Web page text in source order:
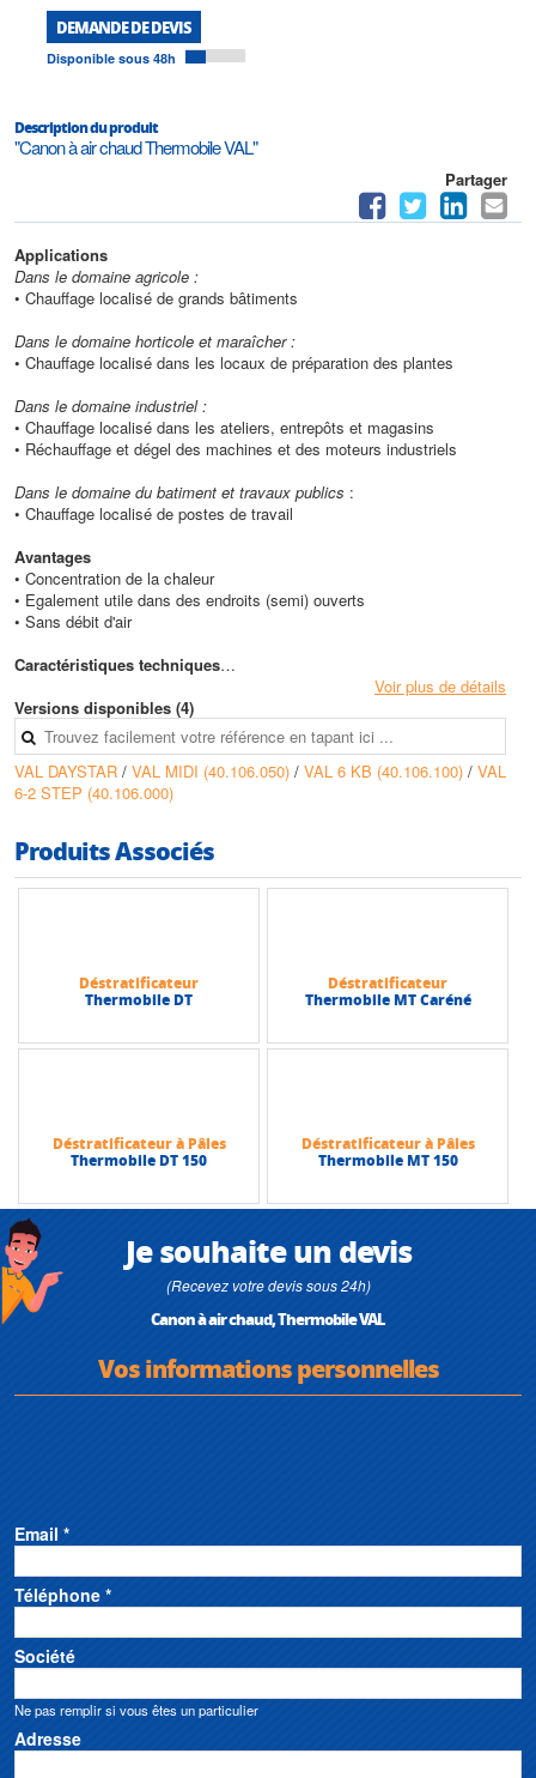
DEMANDE DE DEVIS
Disponible sous 48h
Description du produit
"Canon à air chaud Thermobile VAL"
Partager
Applications
Dans le domaine agricole :
• Chauffage localisé de grands bâtiments
Dans le domaine horticole et maraîcher :
• Chauffage localisé dans les locaux de préparation des plantes
Dans le domaine industriel :
• Chauffage localisé dans les ateliers, entrepôts et magasins
• Réchauffage et dégel des machines et des moteurs industriels
Dans le domaine du batiment et travaux publics :
• Chauffage localisé de postes de travail
Avantages
• Concentration de la chaleur
• Egalement utile dans des endroits (semi) ouverts
• Sans débit d'air
Caractéristiques techniques
• Puissance max : 40 kW
Voir plus de détails
Versions disponibles (4)
VAL DAYSTAR / VAL MIDI (40.106.050) / VAL 6 KB (40.106.100) / VAL
6-2 STEP (40.106.000)
Produits Associés
Déstratificateur
Thermobile DT
Déstratificateur
Thermobile MT Caréné
Déstratificateur à Pâles
Thermobile DT 150
Déstratificateur à Pâles
Thermobile MT 150
Je souhaite un devis
(Recevez votre devis sous 24h)
Canon à air chaud, Thermobile VAL
Vos informations personnelles
Email *
Téléphone *
Société
Ne pas remplir si vous êtes un particulier
Adresse